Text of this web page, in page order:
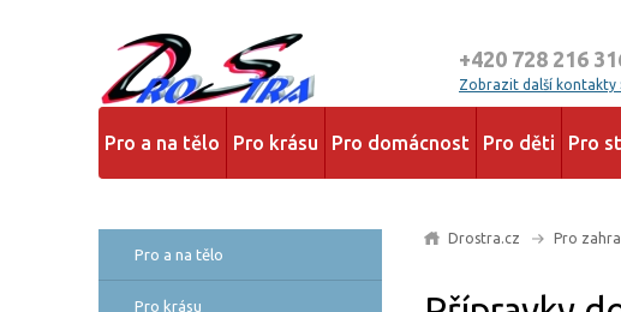
+420 728 216
Zobrazit další kontakty
Pro a na tělo Pro krásu Pro domácnost Pro děti Pro
Pro a na tělo
Pro krásu
Drostra.cz Pro